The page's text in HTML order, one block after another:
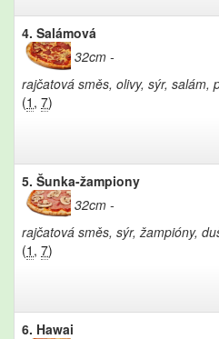
4. Salámová
32cm
rajčatová směs, olivy, sýr, salám,
(1 , 7)
5. Šunka-žampiony
32cm
rajčatová směs, sýr, žampióny,
(1 , 7)
6. Hawai